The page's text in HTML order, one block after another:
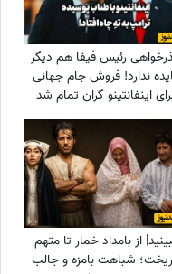
رئیس فیفا هم دیگر
ندارد! فروش جام جهانی
اینفانتینو گران تمام شد
از بامداد خمار تا متهم
شباهت بامزه و جالب